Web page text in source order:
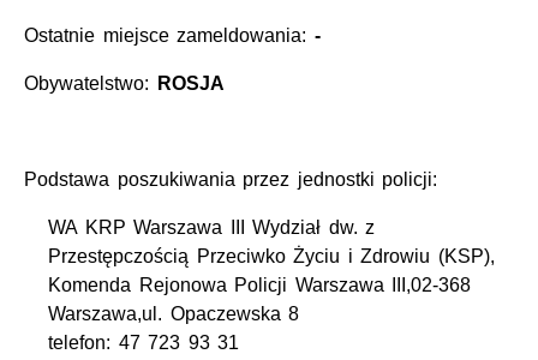
Ostatnie miejsce zameldowania: -
Obywatelstwo: ROSJA
Podstawa poszukiwania przez jednostki policji:
WA KRP Warszawa III Wydział dw. z
Przestępczością Przeciwko Życiu i Zdrowiu (KSP),
Komenda Rejonowa Policji Warszawa III,02-368
Warszawa,ul. Opaczewska 8
telefon: 47 723 93 31